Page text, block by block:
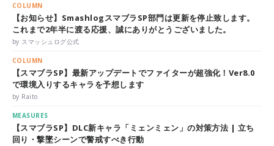
COLUMN
【お知らせ】SmashlogスマブラSP部門は更新を停止致します。
これまで2年半に渡る応援、誠にありがとうございました。
by スマッシュログ公式
COLUMN
【スマブラSP】最新アップデートでファイターが超強化！Ver8.0
で環境入りするキャラを予想します
by Raito
MEASURES
【スマブラSP】DLC新キャラ「ミェンミェン」の対策方法 | 立ち
回り・撃墜シーンで警戒すべき行動